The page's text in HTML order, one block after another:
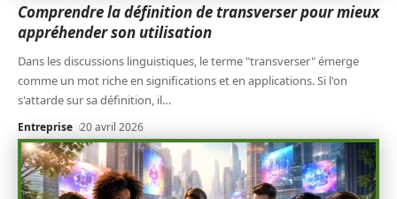
Comprendre la définition de transverser pour mieux
appréhender son utilisation
Dans les discussions linguistiques, le terme "transverser" émerge
comme un mot riche en significations et en applications. Si l'on
s'attarde sur sa définition, il…
Entreprise 20 avril 2026